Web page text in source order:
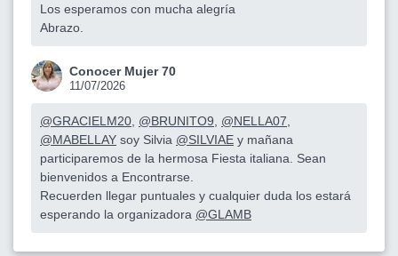
Los esperamos con mucha alegría
Abrazo.
Conocer Mujer 70
11/07/2026
@GRACIELM20 @BRUNITO9 @NELLA07
@MABELLAY soy Silvia @SILVIAE y mañana
participaremos de la hermosa Fiesta italiana. Sean
bienvenidos a Encontrarse.
Recuerden llegar puntuales y cualquier duda los estará
esperando la organizadora @GLAMB